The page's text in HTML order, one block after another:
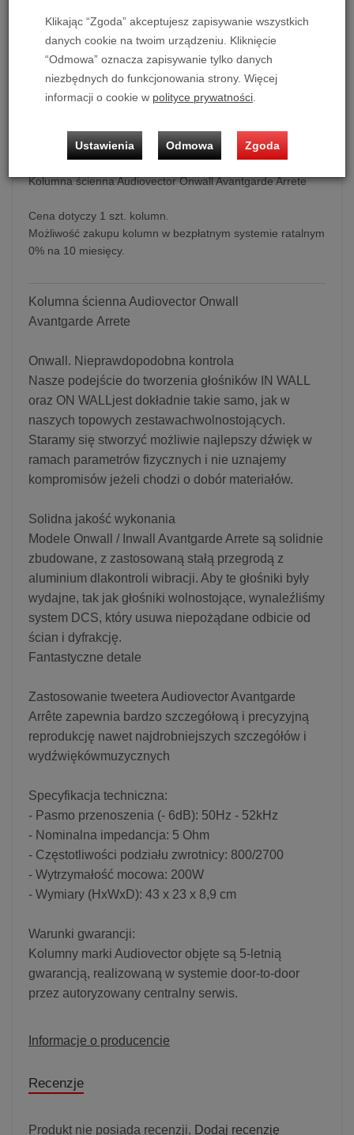
Ilość:
13 995,00 zł
dodaj do koszyka
Kolumna ścienna Audiovector Onwall Avantgarde Arrete
Cena dotyczy 1 szt. kolumn.
Możliwość zakupu kolumn w bezpłatnym systemie ratalnym
0% na 10 miesięcy.
Kolumna ścienna Audiovector Onwall
Avantgarde Arrete
Onwall. Nieprawdopodobna kontrola
Nasze podejście do tworzenia głośników IN WALL
oraz ON WALLjest dokładnie takie samo, jak w
naszych topowych zestawachwolnostojących.
Staramy się stworzyć możliwie najlepszy dźwięk w
ramach parametrów fizycznych i nie uznajemy
kompromisów jeżeli chodzi o dobór materiałów.
Solidna jakość wykonania
Modele Onwall / Inwall Avantgarde Arrete są solidnie
zbudowane, z zastosowaną stałą przegrodą z
aluminium dlakontroli wibracji. Aby te głośniki były
wydajne, tak jak głośniki wolnostojące, wynaleźliśmy
system DCS, który usuwa niepożądane odbicie od
ścian i dyfrakcję.
Fantastyczne detale
Zastosowanie tweetera Audiovector Avantgarde
Arrête zapewnia bardzo szczegółową i precyzyjną
reprodukcję nawet najdrobniejszych szczegółów i
wydźwiękówmuzycznych
Specyfikacja techniczna:
- Pasmo przenoszenia (- 6dB): 50Hz - 52kHz
- Nominalna impedancja: 5 Ohm
- Częstotliwości podziału zwrotnicy: 800/2700
- Wytrzymałość mocowa: 200W
- Wymiary (HxWxD): 43 x 23 x 8,9 cm
Warunki gwarancji:
Kolumny marki Audiovector objęte są 5-letnią
gwarancją, realizowaną w systemie door-to-door
przez autoryzowany centralny serwis.
Informacje o producencie
Recenzje
Produkt nie posiada recenzji. Dodaj recenzję
Klikając “Zgoda” akceptujesz zapisywanie wszystkich
danych cookie na twoim urządzeniu. Kliknięcie
“Odmowa” oznacza zapisywanie tylko danych
niezbędnych do funkcjonowania strony. Więcej
informacji o cookie w polityce prywatności
Ustawienia Odmowa Zgoda